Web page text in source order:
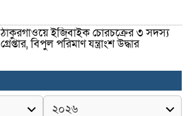
ঠাকুরগাঁওয়ে ইজিবাইক চোরচক্রের ৩ সদস্য
গ্রেপ্তার, বিপুল পরিমাণ যন্ত্রাংশ উদ্ধার ‎
মুন্সীগঞ্জের টংগীবাড়ীতে ৭ ফুট ৬ ইঞ্চি উচ্চতার
গাঁজা গাছের পরিচর্যাকারী গ্রেপ্তার।